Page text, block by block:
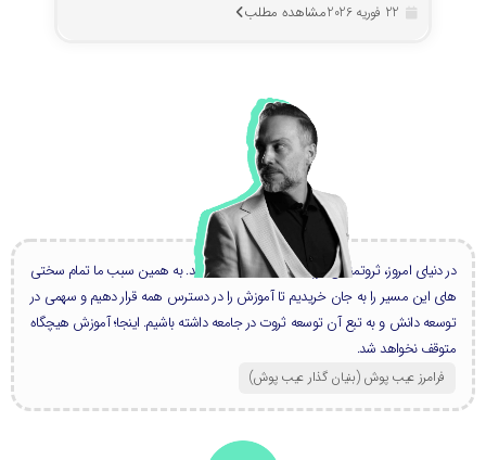
22 فوریه 2026 مشاهده مطلب
در دنیای امروز، ثروتمندان بزرگ، همه دانشمند هستند. به همین سبب ما تمام سختی
های این مسیر را به جان خریدیم تا آموزش را در دسترس همه قرار دهیم و سهمی در
توسعه دانش و به تبع آن توسعه ثروت در جامعه داشته باشیم. اینجا؛ آموزش هیچگاه
متوقف نخواهد شد.
فرامرز عیب پوش (بنیان گذار عیب پوش​)